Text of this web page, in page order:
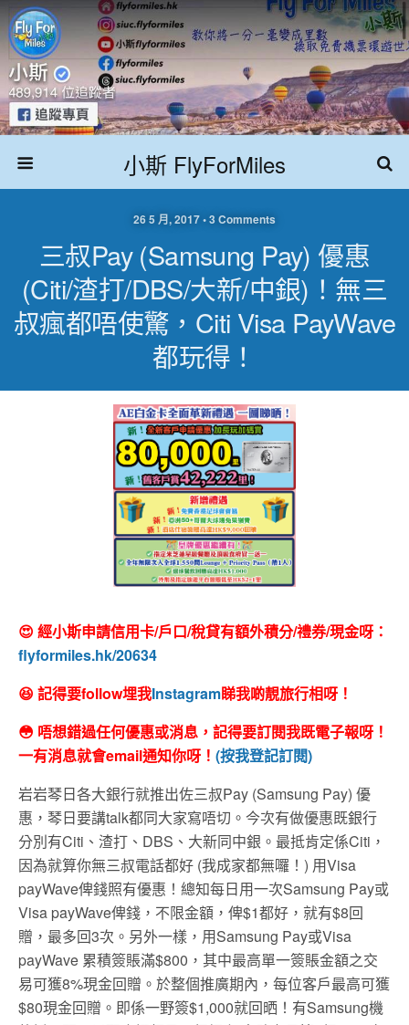
小斯 FlyForMiles
26 5 月, 2017 • 3 Comments
三叔Pay (Samsung Pay) 優惠
(Citi/渣打/DBS/大新/中銀)！無三
叔瘋都唔使驚，Citi Visa PayWave
都玩得！
😍 經小斯申請信用卡/戶口/稅貸有額外積分/禮券/現金呀：
flyformiles.hk/20634
😆 記得要follow埋我Instagram睇我啲靚旅行相呀！
😳 唔想錯過任何優惠或消息，記得要訂閱我既電子報呀！
一有消息就會email通知你呀！ (按我登記訂閱)
岩岩琴日各大銀行就推出佐三叔Pay (Samsung Pay) 優
惠，琴日要講talk都同大家寫唔切。今次有做優惠既銀行
分別有Citi、渣打、DBS、大新同中銀。最抵肯定係Citi，
因為就算你無三叔電話都好 (我成家都無囉！) 用Visa
payWave俾錢照有優惠！總知每日用一次Samsung Pay或
Visa payWave俾錢，不限金額，俾$1都好，就有$8回
贈，最多回3次。另外一樣，用Samsung Pay或Visa
payWave 累積簽賬滿$800，其中最高單一簽賬金額之交
易可獲8%現金回贈。於整個推廣期內，每位客戶最高可獲
$80現金回贈。即係一野簽$1,000就回晒！有Samsung機